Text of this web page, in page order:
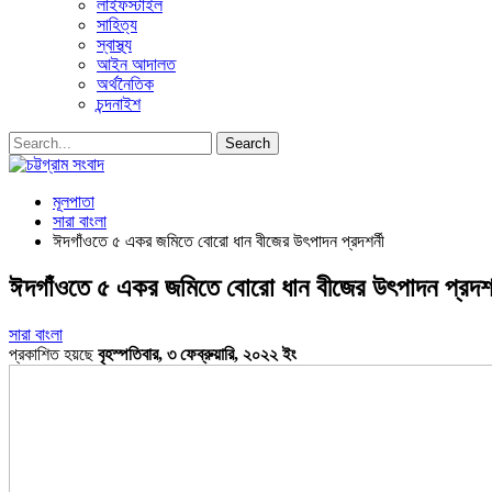
লাইফস্টাইল
সাহিত্য
স্বাস্থ্য
আইন আদালত
অর্থনৈতিক
চন্দনাইশ
মূলপাতা
সারা বাংলা
ঈদগাঁওতে ৫ একর জমিতে বোরো ধান বীজের উৎপাদন প্রদশর্নী
ঈদগাঁওতে ৫ একর জমিতে বোরো ধান বীজের উৎপাদন
সারা বাংলা
প্রকাশিত হয়ছেবৃহস্পতিবার, ৩ ফেব্রুয়ারি, ২০২২ ইং